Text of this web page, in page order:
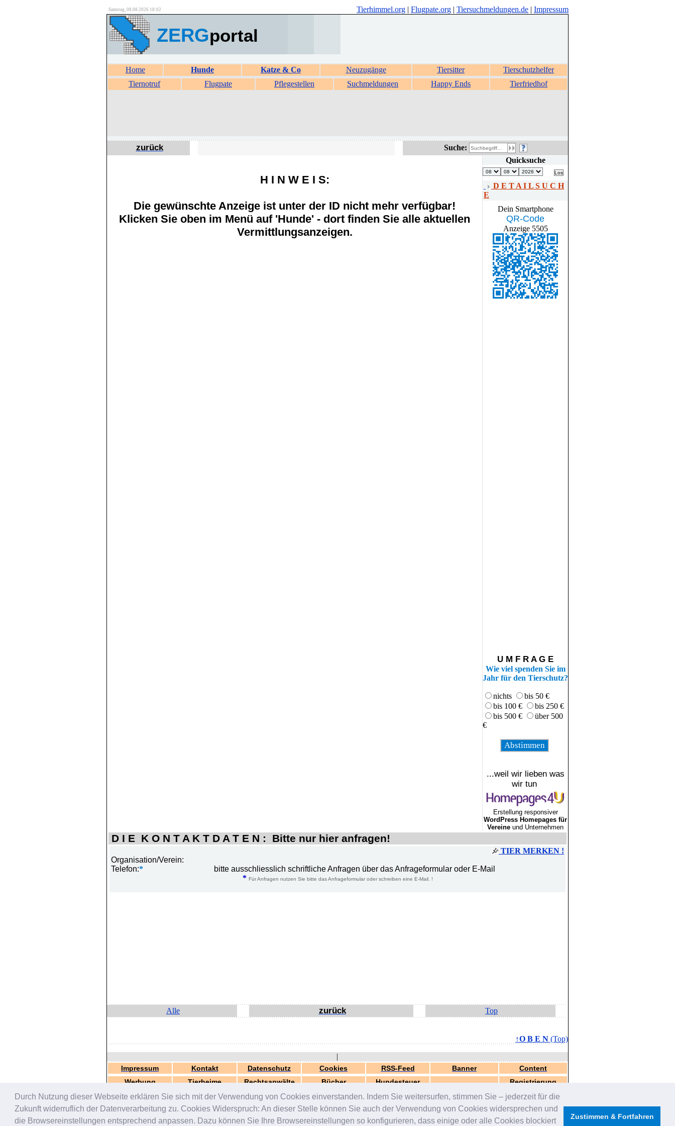
Durch Nutzung dieser Webseite erklären Sie sich mit der Verwendung von Cookies einverstanden. Indem Sie weitersurfen, stimmen Sie – jederzeit für die
Zukunft widerruflich der Datenverarbeitung zu. Cookies Widerspruch: An dieser Stelle können Sie auch der Verwendung von Cookies widersprechen und
die Browsereinstellungen entsprechend anpassen. Dazu können Sie Ihre Browsereinstellungen so konfigurieren, dass einige oder alle Cookies blockiert
Zustimmen & Fortfahren
Samstag, 08.08.2026 18:02 Tierhimmel.org | Flugpate.org | Tiersuchmeldungen.de | Impressum
ZERGportal
Home Hunde Katze & Co Neuzugänge Tiersitter
Tierschutzhelfer
Tiernotruf
Flugpate Pflegestellen Suchmeldungen Happy Ends Tierfriedhof
zurück Suche:
H I N W E I S:
Die gewünschte Anzeige ist unter der ID nicht mehr verfügbar!
Klicken Sie oben im Menü auf 'Hunde' - dort finden Sie alle aktuellen
Vermittlungsanzeigen.
Quicksuche
D E T A I L S U C H
E
Dein Smartphone
QR-Code
Anzeige 5505
U M F R A G E
Wie viel spenden Sie im
Jahr für den Tierschutz?
nichts
bis 50 €
bis 100 €
bis 250 €
bis 500 €
über 500
€
...weil wir lieben was
wir tun
Erstellung responsiver
WordPress Homepages für
Vereine und Unternehmen
D I E K O N T A K T D A T E N : Bitte nur hier anfragen!
TIER MERKEN !
Organisation/Verein:
Telefon:*
bitte ausschliesslich schriftliche Anfragen über das Anfrageformular oder E-Mail
* Für Anfragen nutzen Sie bitte das Anfrageformular oder schreiben eine E-Mail. !
Alle zurück Top
↑O B E N (Top)
|
Impressum Kontakt Datenschutz Cookies RSS-Feed Banner
Content
Werbung
Tierheime Rechtsanwälte Bücher Hundesteuer Registrierung
generiert in 0.03 Sek.
© 2000-2026 by
ZERGportal